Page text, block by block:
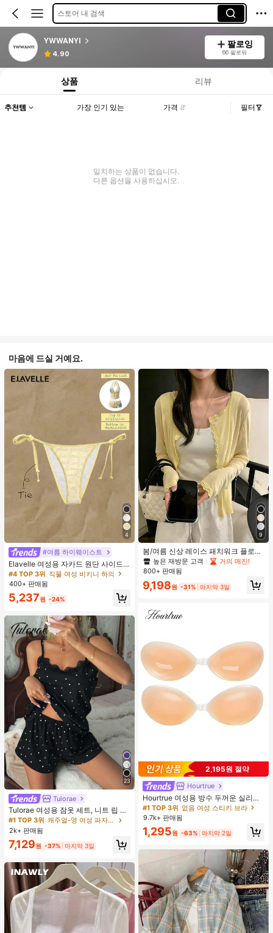
스토어 내 검색
YWWANYI
4.90
팔로잉
66 팔로워
상품 리뷰
추천템 가장 인기 있는 가격 필터
일치하는 상품이 없습니다.
다른 옵션을 사용하십시오.
마음에 드실 거예요.
4
#여름 하이웨이스트
Elavelle 여성용 자카드 원단 사이드
타이 비키니 하의, 봄/여름
#4 TOP 3위 직물 여성 비키니 하의
400+ 판매됨
5,237원 -24%
23
Tulorae
Tulorae 여성용 잠옷 세트, 니트 립 원
단, 하트 프린트 대비 레이스 트림, 로
맨틱 달콤 귀여운 섹시 캐미솔 & 반바
지 베이비돌 잠옷 세트 투피스 나이트
세트 섹시 잠옷 세트 여성용 잠옷 롬퍼
투피스 잠옷 세트 여성용 잠옷 세트 도
트 잠옷 세트 잠옷 반바지 세트 투피스
잠옷 세트 여성용 여름 세트 도트 반바
지 세트 여성용 잠옷 세트 반바지 잠옷
세트 여성용 투피스 여름 라운지 세트
#1 TOP 3위
캐주얼-영 여성 파자마 세트
2k+ 판매됨
7,129원 -37% 마지막 3일
9
봄/여름 신상 레이스 패치워크 플로럴
트림 소프트 니트 가디건 경량 재킷 탑
여성용, 코티지코어 옐로우
높은 재방문 고객
거의 매진!
800+ 판매됨
9,198원 -31% 마지막 3일
2,195원 절약
Hourtrue
Hourtrue 여성용 방수 두꺼운 실리콘
가슴 페탈, 작은 가슴 리프트업 & 푸시
인용, 웨딩 촬영 및 들러리용
#1 TOP 3위 없음 여성 스티키 브라
9.7k+ 판매됨
1,295원 -63% 마지막 2일